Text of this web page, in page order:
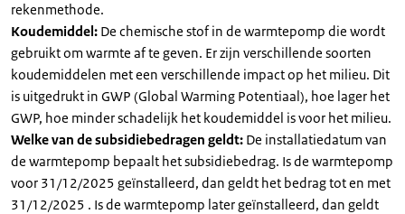
rekenmethode.
Koudemiddel: De chemische stof in de warmtepomp die wordt
gebruikt om warmte af te geven. Er zijn verschillende soorten
koudemiddelen met een verschillende impact op het milieu. Dit
is uitgedrukt in GWP (Global Warming Potentiaal), hoe lager het
GWP, hoe minder schadelijk het koudemiddel is voor het milieu.
Welke van de subsidiebedragen geldt: De installatiedatum van
de warmtepomp bepaalt het subsidiebedrag. Is de warmtepomp
voor 31/12/2025 geïnstalleerd, dan geldt het bedrag tot en met
31/12/2025 . Is de warmtepomp later geïnstalleerd, dan geldt